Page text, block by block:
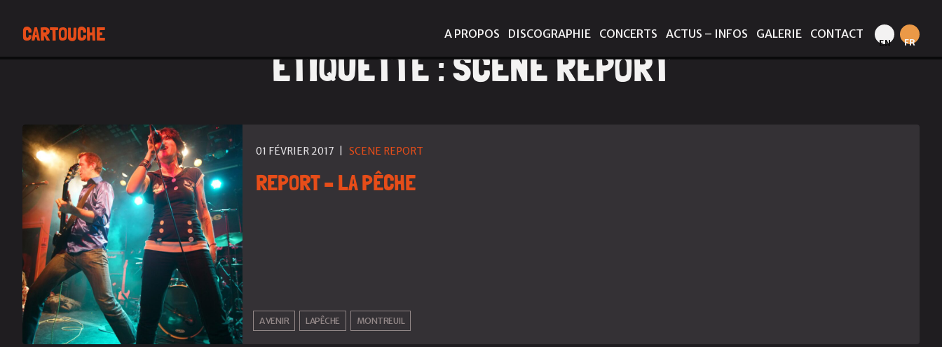
CARTOUCHE A PROPOS DISCOGRAPHIE CONCERTS ACTUS – INFOS GALERIE CONTACT
EN FR
ÉTIQUETTE :SCENE REPORT
01 FÉVRIER 2017 SCENE REPORT
REPORT – LA PÊCHE
A VENIR LAPÊCHE MONTREUIL